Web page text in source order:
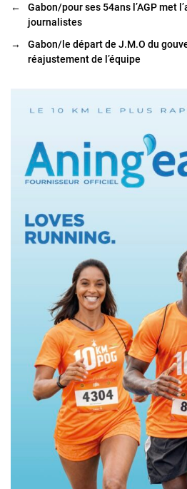
←
Gabon/pour ses 54ans l’AGP met
journalistes
→
Gabon/le départ de J.M.O du
réajustement de l’équipe